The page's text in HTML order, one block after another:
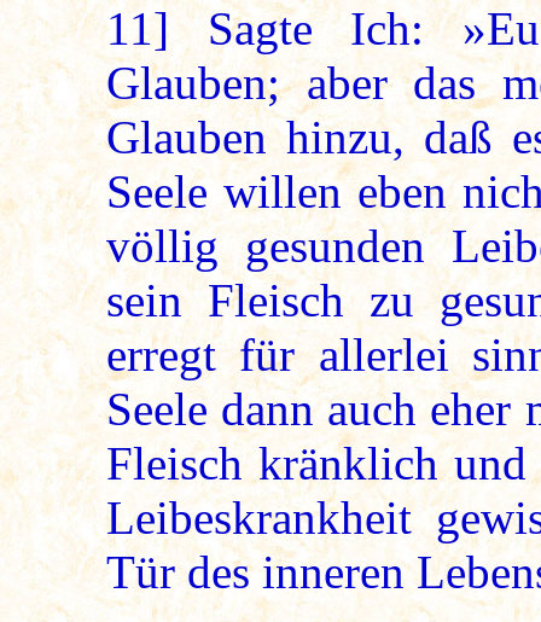
11] Sagte Ich:
Glauben; aber das
Glauben hinzu, daß
Seele willen eben
völlig gesunden
sein Fleisch zu
erregt für allerlei
Seele dann auch
Fleisch kränklich
Leibeskrankheit
Tür des inneren